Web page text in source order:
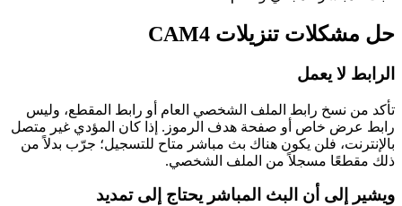
حل مشكلات تنزيلات CAM4
الرابط لا يعمل
تأكد من نسخ رابط الملف الشخصي العام أو رابط المقطع، وليس
رابط عرض خاص أو صفحة هدف الرموز. إذا كان المؤدي غير متصل
بالإنترنت، فلن يكون هناك بث مباشر متاح للتسجيل؛ جرّب بدلاً من
ذلك مقطعًا مسجلاً من الملف الشخصي.
ويشير إلى أن البث المباشر يحتاج إلى تمديد